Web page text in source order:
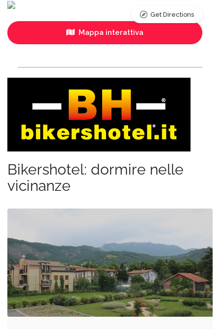
Mappa interattiva
Get Directions
Bikershotel: dormire nelle
vicinanze